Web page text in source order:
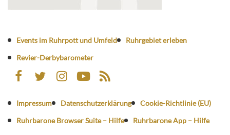
Events im Ruhrpott und Umfeld
Ruhrgebiet erleben
Revier-Derbybarometer
Impressum Datenschutzerklärung
Cookie-Richtlinie (EU)
Ruhrbarone Browser Suite – Hilfe
Ruhrbarone App – Hilfe